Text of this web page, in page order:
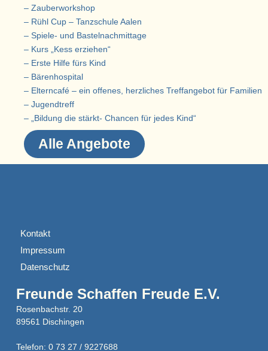
– Zauberworkshop
– Rühl Cup – Tanzschule Aalen
– Spiele- und Bastelnachmittage
– Kurs „Kess erziehen“
– Erste Hilfe fürs Kind
– Bärenhospital
– Elterncafé – ein offenes, herzliches Treffangebot für Familien
– Jugendtreff
– „Bildung die stärkt- Chancen für jedes Kind“
Alle Angebote
Freunde Schaffen Freude E.V.
Rosenbachstr. 20
89561 Dischingen
Telefon: 0 73 27 / 9227688
Kontakt
Impressum
Datenschutz